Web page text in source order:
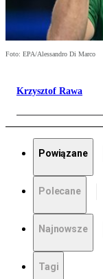
Foto: EPA/Alessandro Di Marco
Krzysztof Rawa
Powiązane
Polecane
Najnowsze
Tagi